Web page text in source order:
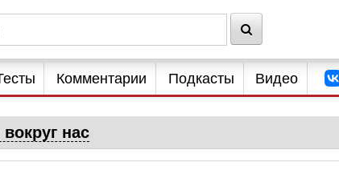
Комментарии Подкасты Видео
нас